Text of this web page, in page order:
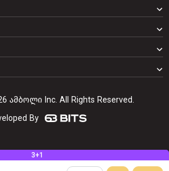
3+1
ამბოლი Inc. All Rights Reserved.
By